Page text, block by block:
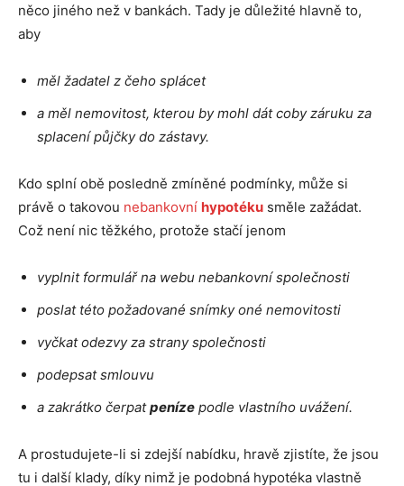
něco jiného než v bankách. Tady je důležité hlavně to,
aby
měl žadatel z čeho splácet
a měl nemovitost, kterou by mohl dát coby záruku za
splacení půjčky do zástavy.
Kdo splní obě posledně zmíněné podmínky, může si
právě o takovou nebankovní hypotéku směle zažádat.
Což není nic těžkého, protože stačí jenom
vyplnit formulář na webu nebankovní společnosti
poslat této požadované snímky oné nemovitosti
vyčkat odezvy za strany společnosti
podepsat smlouvu
a zakrátko čerpatpeníze podle vlastního uvážení.
A prostudujete-li si zdejší nabídku, hravě zjistíte, že jsou
tu i další klady, díky nimž je podobná hypotéka vlastně